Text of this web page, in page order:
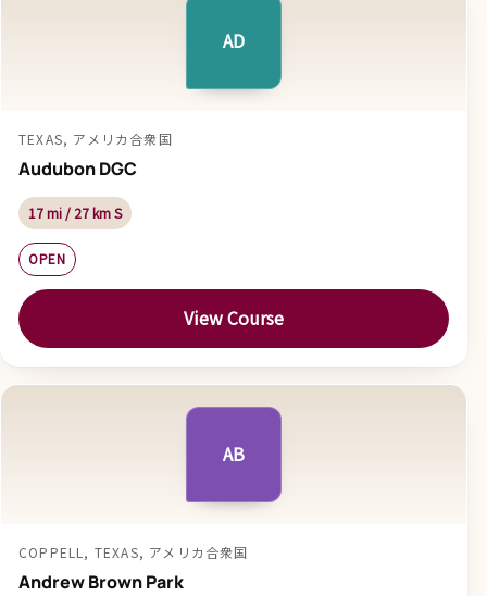
AD
TEXAS, アメリカ合衆国
Audubon DGC
17 mi / 27 km S
OPEN
View Course
AB
COPPELL, TEXAS, アメリカ合衆国
Andrew Brown Park